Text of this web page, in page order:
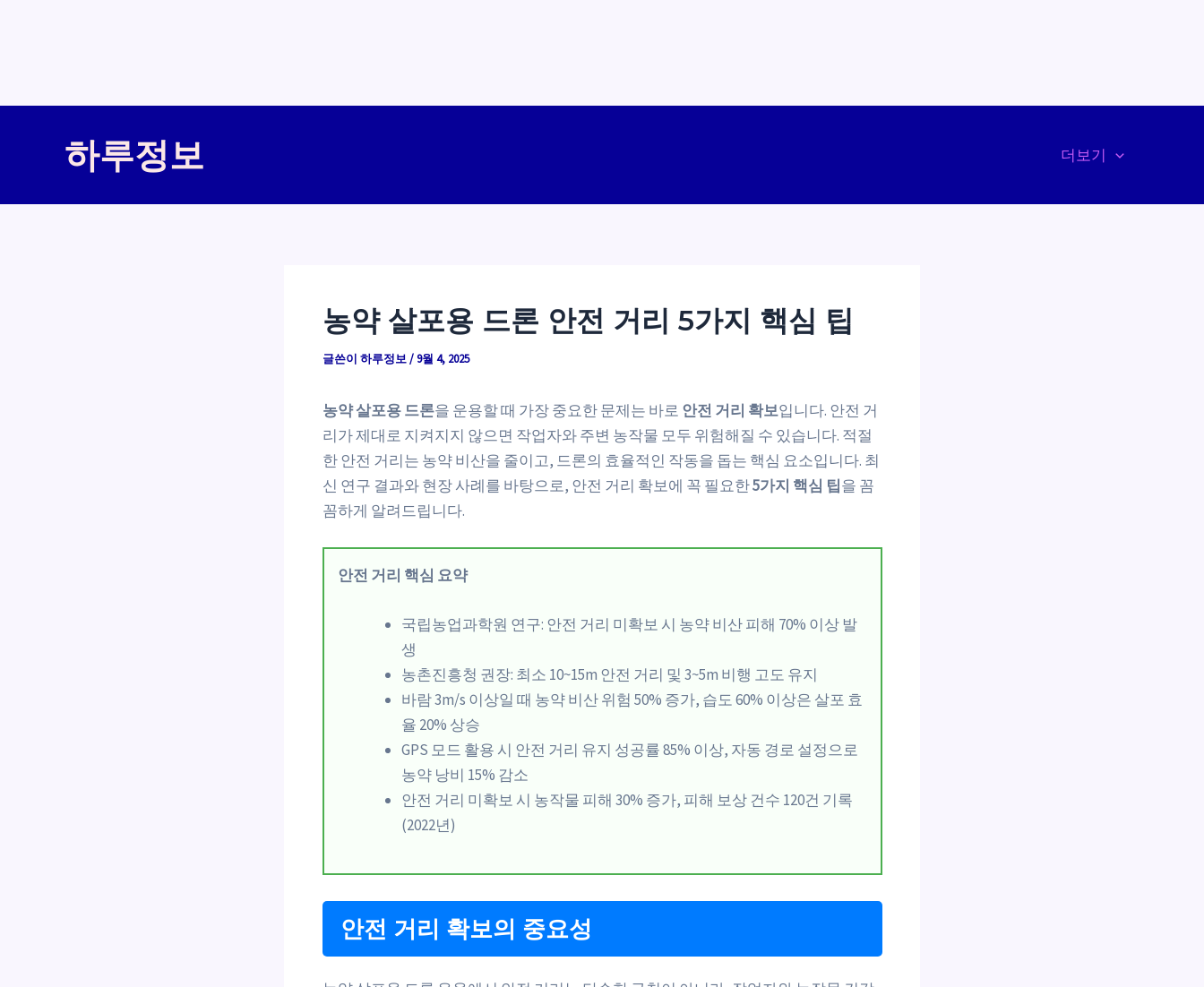
하루정보 더보기
농약 살포용 드론 안전 거리 5가지 핵심 팁
글쓴이 하루정보/9월 4, 2025
농약 살포용 드론을 운용할 때 가장 중요한 문제는 바로 안전 거리 확보입니다. 안전 거
리가 제대로 지켜지지 않으면 작업자와 주변 농작물 모두 위험해질 수 있습니다. 적절
한 안전 거리는 농약 비산을 줄이고, 드론의 효율적인 작동을 돕는 핵심 요소입니다. 최
신 연구 결과와 현장 사례를 바탕으로, 안전 거리 확보에 꼭 필요한5가지 핵심 팁을 꼼
꼼하게 알려드립니다.
안전 거리 핵심 요약
국립농업과학원 연구: 안전 거리 미확보 시 농약 비산 피해 70% 이상 발
생
농촌진흥청 권장: 최소 10~15m 안전 거리 및 3~5m 비행 고도 유지
바람 3m/s 이상일 때 농약 비산 위험 50% 증가, 습도 60% 이상은 살포 효
율 20% 상승
GPS 모드 활용 시 안전 거리 유지 성공률 85% 이상, 자동 경로 설정으로
농약 낭비 15% 감소
안전 거리 미확보 시 농작물 피해 30% 증가, 피해 보상 건수 120건 기록
(2022년)
안전 거리 확보의 중요성